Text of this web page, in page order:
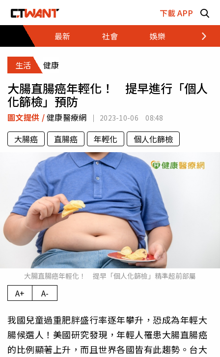
下載 APP
最新
社會 娛樂 財經
生活 健康
大腸直腸癌年輕化！ 提早進行「個人
化篩檢」預防
圖文提供 /健康醫療網 2023-10-06 08:48
大腸癌 直腸癌 年輕化 個人化篩檢
大腸直腸癌年輕化！ 提早「個人化篩檢」精準超前部屬
A+ A-
我國兒童過重肥胖盛行率逐年攀升，恐成為年輕大
腸候選人！美國研究發現，年輕人罹患大腸直腸癌
的比例顯著上升，而且世界各國皆有此趨勢。台大